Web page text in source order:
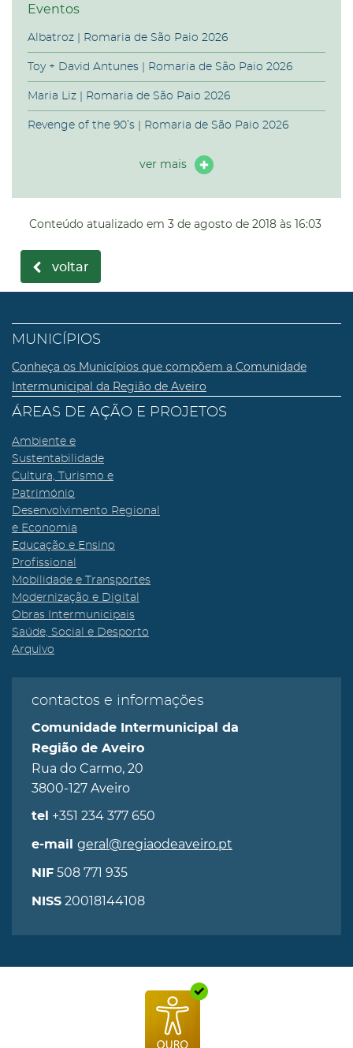
Eventos
Albatroz | Romaria de São Paio 2026
Toy + David Antunes | Romaria de São Paio 2026
Maria Liz | Romaria de São Paio 2026
Revenge of the 90’s | Romaria de São Paio 2026
ver mais
Conteúdo atualizado em 3 de agosto de 2018 às 16:03
voltar
MUNICÍPIOS
Conheça os Municípios que compõem a Comunidade
Intermunicipal da Região de Aveiro
ÁREAS DE AÇÃO E PROJETOS
Ambiente e
Sustentabilidade
Cultura, Turismo e
Património
Desenvolvimento Regional
e Economia
Educação e Ensino
Profissional
Mobilidade e Transportes
Modernização e Digital
Obras Intermunicipais
Saúde, Social e Desporto
Arquivo
contactos e informações
Comunidade Intermunicipal da
Região de Aveiro
Rua do Carmo, 20
3800-127 Aveiro
tel +351 234 377 650
e-mail geral@regiaodeaveiro.pt
NIF 508 771 935
NISS 20018144108